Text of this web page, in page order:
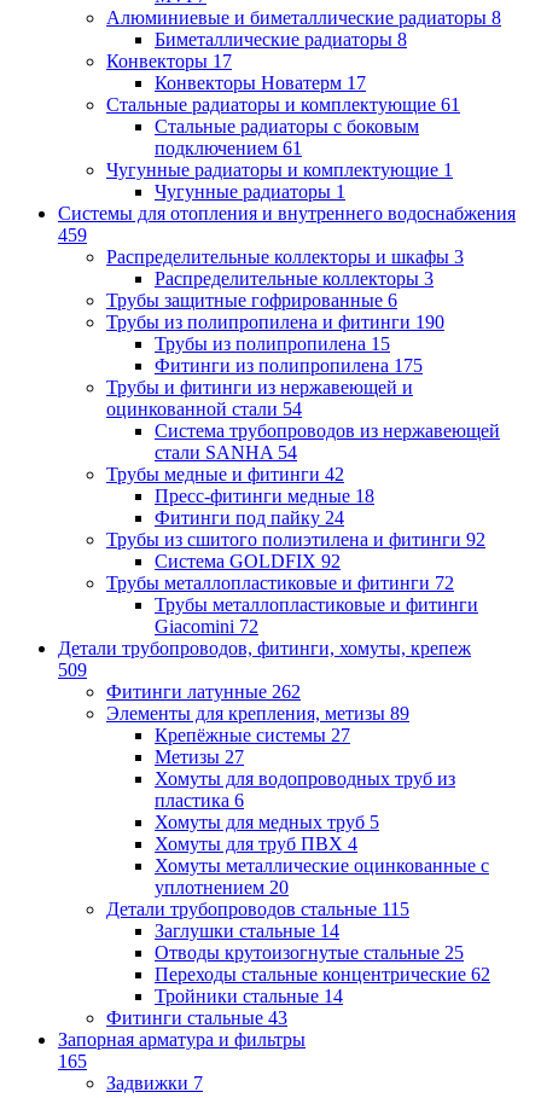
Алюминиевые и биметаллические радиаторы 8
Биметаллические радиаторы 8
Конвекторы 17
Конвекторы Новатерм 17
Стальные радиаторы и комплектующие 61
Стальные радиаторы с боковым
подключением 61
Чугунные радиаторы и комплектующие 1
Чугунные радиаторы 1
Системы для отопления и внутреннего водоснабжения
459
Распределительные коллекторы и шкафы 3
Распределительные коллекторы 3
Трубы защитные гофрированные 6
Трубы из полипропилена и фитинги 190
Трубы из полипропилена 15
Фитинги из полипропилена 175
Трубы и фитинги из нержавеющей и
оцинкованной стали 54
Система трубопроводов из нержавеющей
стали SANHA 54
Трубы медные и фитинги 42
Пресс-фитинги медные 18
Фитинги под пайку 24
Трубы из сшитого полиэтилена и фитинги 92
Система GOLDFIX 92
Трубы металлопластиковые и фитинги 72
Трубы металлопластиковые и фитинги
Giacomini 72
Детали трубопроводов, фитинги, хомуты, крепеж
509
Фитинги латунные 262
Элементы для крепления, метизы 89
Крепёжные системы 27
Метизы 27
Хомуты для водопроводных труб из
пластика 6
Хомуты для медных труб 5
Хомуты для труб ПВХ 4
Хомуты металлические оцинкованные с
уплотнением 20
Детали трубопроводов стальные 115
Заглушки стальные 14
Отводы крутоизогнутые стальные 25
Переходы стальные концентрические 62
Тройники стальные 14
Фитинги стальные 43
Запорная арматура и фильтры
165
Задвижки 7